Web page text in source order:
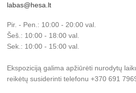
labas@hesa.lt
Pir. - Pen.: 10:00 - 20:00 val.
Šeš.: 10:00 - 18:00 val.
Sek.: 10:00 - 15:00 val.
Ekspoziciją galima apžiūrėti nurodytų
reikėtų susiderinti telefonu +370 691